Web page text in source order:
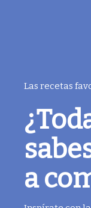
Las recetas
a